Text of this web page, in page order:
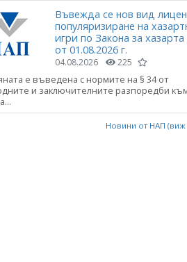
Въвежда се нов вид
популяризиране на
игри по Закона за хазарта
от 01.08.2026 г.
04.08.2026 225
е въведена с нормите на § 34 от
и заключителните разпоредби
Новини от НАП